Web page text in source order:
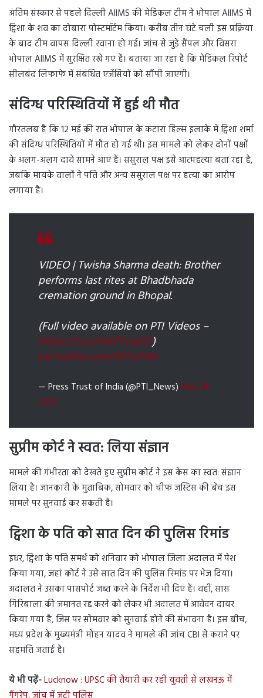
अंतिम संस्कार से पहले दिल्ली AIIMS की मेडिकल टीम ने भोपाल AIIMS में
ट्विशा के शव का दोबारा पोस्टमॉर्टम किया। करीब तीन घंटे चली इस प्रक्रिया
के बाद टीम वापस दिल्ली रवाना हो गई। जांच से जुड़े सैंपल और विसरा
भोपाल AIIMS में सुरक्षित रखे गए हैं। बताया जा रहा है कि मेडिकल रिपोर्ट
सीलबंद लिफाफे में संबंधित एजेंसियों को सौंपी जाएगी।
संदिग्ध परिस्थितियों में हुई थी मौत
गौरतलब है कि 12 मई की रात भोपाल के कटारा हिल्स इलाके में ट्विशा शर्मा
की संदिग्ध परिस्थितियों में मौत हो गई थी। इस मामले को लेकर दोनों पक्षों
के अलग-अलग दावे सामने आए हैं। ससुराल पक्ष इसे आत्महत्या बता रहा है,
जबकि मायके वालों ने पति और अन्य ससुराल पक्ष पर हत्या का आरोप
लगाया है।
VIDEO | Twisha Sharma death: Brother
performs last rites at Bhadbhada
cremation ground in Bhopal.
(Full video available on PTI Videos –
https://t.co/n147TvrpG7)
pic.twitter.com/NYciI1rliK
— Press Trust of India (@PTI_News) May 24,
2026
सुप्रीम कोर्ट ने स्वत: लिया संज्ञान
मामले की गंभीरता को देखते हुए सुप्रीम कोर्ट ने इस केस का स्वत: संज्ञान
लिया है। जानकारी के मुताबिक, सोमवार को चीफ जस्टिस की बेंच इस
मामले पर सुनवाई कर सकती है।
ट्विशा के पति को सात दिन की पुलिस रिमांड
इधर, ट्विशा के पति समर्थ को शनिवार को भोपाल जिला अदालत में पेश
किया गया, जहां कोर्ट ने उसे सात दिन की पुलिस रिमांड पर भेज दिया।
अदालत ने उसका पासपोर्ट जब्त करने के निर्देश भी दिए हैं। वहीं, सास
गिरिबाला की जमानत रद्द करने को लेकर भी अदालत में आवेदन दायर
किया गया है, जिस पर सोमवार को सुनवाई होने की संभावना है। इस बीच,
मध्य प्रदेश के मुख्यमंत्री मोहन यादव ने मामले की जांच CBI से कराने पर
सहमति जताई है।
ये भी पढ़ें-Lucknow : UPSC की तैयारी कर रही युवती से लखनऊ में